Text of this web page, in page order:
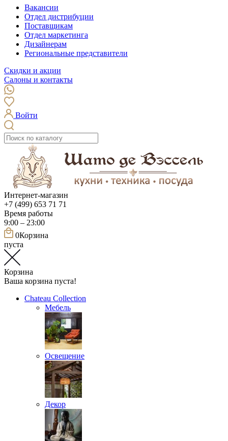
Вакансии
Отдел дистрибуции
Поставщикам
Отдел маркетинга
Дизайнерам
Региональные представители
Скидки и акции
Салоны и контакты
Войти
Интернет-магазин
+7 (499) 653 71 71
Время работы
9:00 – 23:00
0Корзина
пуста
Корзина
Ваша корзина пуста!
Chateau Collection
Мебель
Освещение
Декор